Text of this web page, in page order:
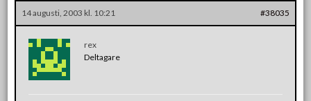
14 augusti, 2003 kl. 10:21 #38035
rex
Deltagare